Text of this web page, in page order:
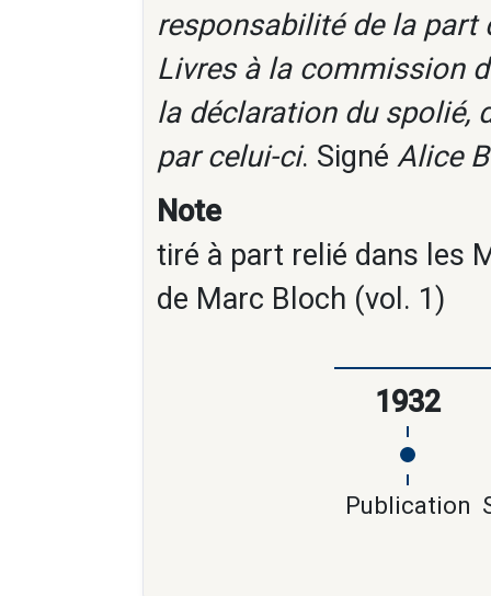
responsabilité de la
Livres à la commission
la déclaration du spolié,
par celui-ci. Signé Alice
Note
tiré à part relié dans les
de Marc Bloch (vol. 1)
1932
Publication